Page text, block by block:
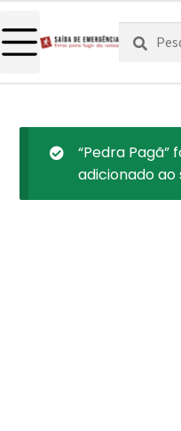
Pesquisar
por:
Pesquisa
“Pedra Pagã”
adicionado ao